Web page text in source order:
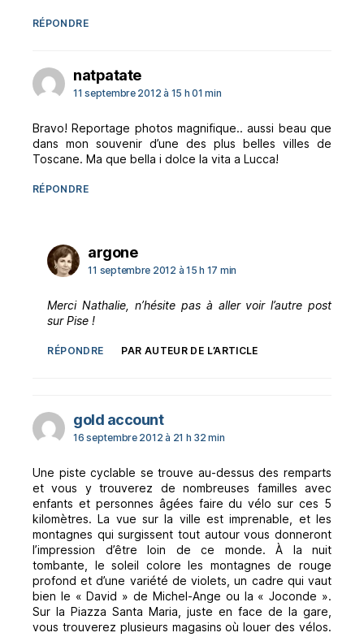
RÉPONDRE
natpatatedit :
11 septembre 2012 à 15 h 01 min
Bravo! Reportage photos magnifique.. aussi beau que
dans mon souvenir d’une des plus belles villes de
Toscane. Ma que bella i dolce la vita a Lucca!
RÉPONDRE
argonedit :
11 septembre 2012 à 15 h 17 min
Merci Nathalie, n’hésite pas à aller voir l’autre post
sur Pise !
RÉPONDRE PAR AUTEUR DE L’ARTICLE
gold accountdit :
16 septembre 2012 à 21 h 32 min
Une piste cyclable se trouve au-dessus des remparts
et vous y trouverez de nombreuses familles avec
enfants et personnes âgées faire du vélo sur ces 5
kilomètres. La vue sur la ville est imprenable, et les
montagnes qui surgissent tout autour vous donneront
l’impression d’être loin de ce monde. À la nuit
tombante, le soleil colore les montagnes de rouge
profond et d’une variété de violets, un cadre qui vaut
bien le « David » de Michel-Ange ou la « Joconde ».
Sur la Piazza Santa Maria, juste en face de la gare,
vous trouverez plusieurs magasins où louer des vélos.